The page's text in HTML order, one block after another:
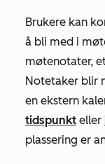
Brukere kan
å bli med i
møtenotater,
Notetaker blir
en ekstern
tidspunkt eller
plassering er